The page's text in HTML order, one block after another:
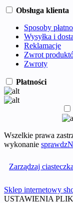
Obsługa klienta
Sposoby
Wysyłka i
Reklamacje
Zwrot
Zwroty
Płatności
Wszelkie prawa
wykonanie
Zarządzaj
Sklep internetowy
USTAWIENIA